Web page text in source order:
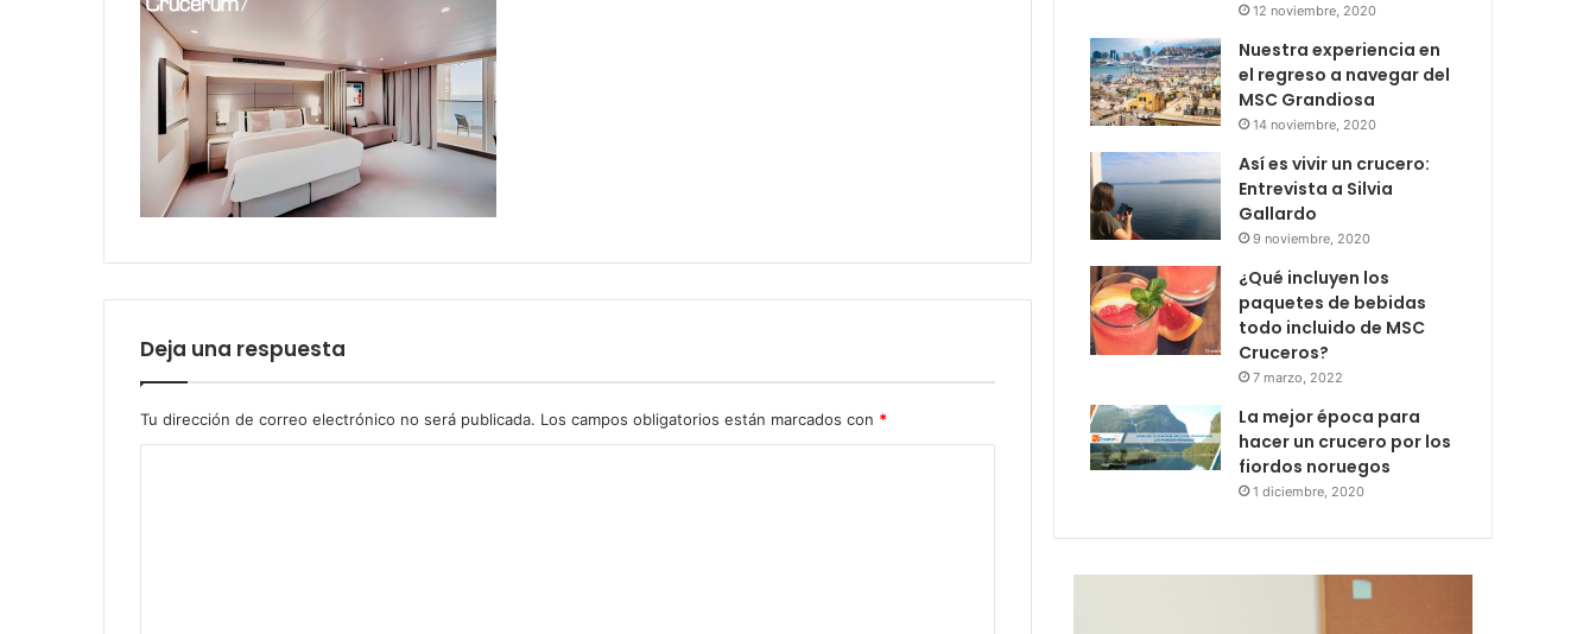
Deja una respuesta
Tu dirección de correo electrónico no será publicada. Los campos obligatorios están marcados con *
12 noviembre, 2020
Nuestra experiencia en
el regreso a navegar del
MSC Grandiosa
14 noviembre, 2020
Así es vivir un crucero:
Entrevista a Silvia
Gallardo
9 noviembre, 2020
¿Qué incluyen los
paquetes de bebidas
todo incluido de MSC
Cruceros?
7 marzo, 2022
La mejor época para
hacer un crucero por los
fiordos noruegos
1 diciembre, 2020